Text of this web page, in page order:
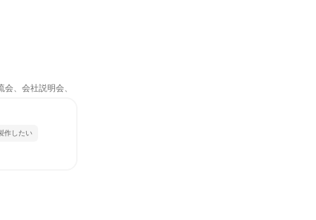
、会社説明会、
作したい